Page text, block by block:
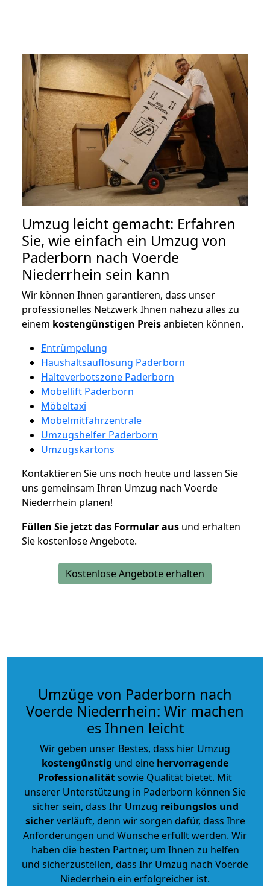
Umzug leicht gemacht: Erfahren
Sie, wie einfach ein Umzug von
Paderborn nach Voerde
Niederrhein sein kann
Wir können Ihnen garantieren, dass unser
professionelles Netzwerk Ihnen nahezu alles zu
einem kostengünstigen Preisanbieten können.
Entrümpelung
Haushaltsauflösung Paderborn
Halteverbotszone Paderborn
Möbellift Paderborn
Möbeltaxi
Möbelmitfahrzentrale
Umzugshelfer Paderborn
Umzugskartons
Kontaktieren Sie uns noch heute und lassen Sie
uns gemeinsam Ihren Umzug nach Voerde
Niederrhein planen!
Füllen Sie jetzt das Formular aus und erhalten
Sie kostenlose Angebote.
Kostenlose Angebote erhalten
Umzüge von Paderborn nach
Voerde Niederrhein: Wir machen
es Ihnen leicht
Wir geben unser Bestes, dass hier Umzug
kostengünstig und eine hervorragende
Professionalitätsowie Qualität bietet. Mit
unserer Unterstützung in Paderborn können Sie
sicher sein, dass Ihr Umzug reibungslos und
sicherverläuft, denn wir sorgen dafür, dass Ihre
Anforderungen und Wünsche erfüllt werden. Wir
haben die besten Partner, um Ihnen zu helfen
und sicherzustellen, dass Ihr Umzug nach Voerde
Niederrhein ein erfolgreicher ist.